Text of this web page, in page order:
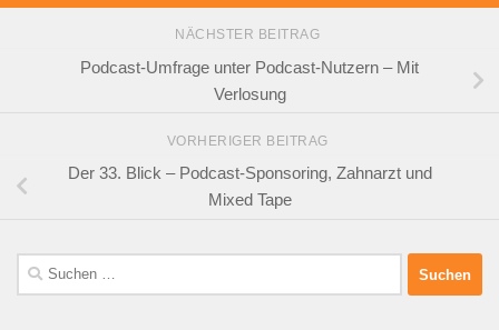
NÄCHSTER BEITRAG
Podcast-Umfrage unter Podcast-Nutzern – Mit
Verlosung
VORHERIGER BEITRAG
Der 33. Blick – Podcast-Sponsoring, Zahnarzt und
Mixed Tape
Suchen
nach: